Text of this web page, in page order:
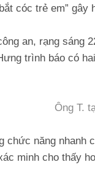
cóc trẻ em”
an, rạng sáng
trình báo có
Ông T.
chức năng nhanh
minh cho thấy